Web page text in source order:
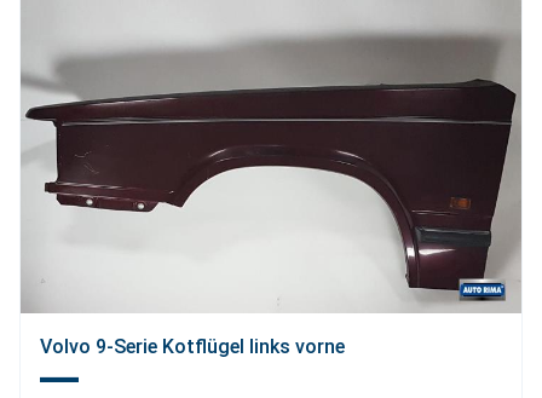
Volvo 9-Serie Kotflügel links vorne